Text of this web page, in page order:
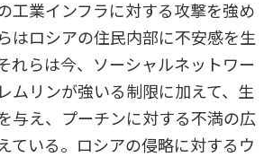
工業インフラに対する攻撃を強め
はロシアの住民内部に不安感を生
れらは今、ソーシャルネットワー
ムリンが強いる制限に加えて、生
与え、プーチンに対する不満の広
ている。ロシアの侵略に対するウ